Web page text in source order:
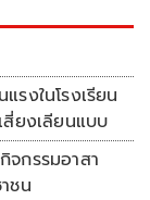
รงในโรงเรียน
สี่ยงเลียนแบบ
จกรรมอาสา
ชน